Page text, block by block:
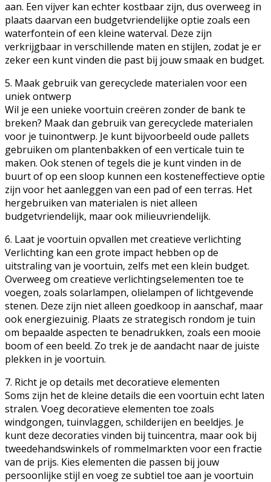
aan. Een vijver kan echter kostbaar zijn, dus overweeg in
plaats daarvan een budgetvriendelijke optie zoals een
waterfontein of een kleine waterval. Deze zijn
verkrijgbaar in verschillende maten en stijlen, zodat je er
zeker een kunt vinden die past bij jouw smaak en budget.
5. Maak gebruik van gerecyclede materialen voor een
uniek ontwerp
Wil je een unieke voortuin creëren zonder de bank te
breken? Maak dan gebruik van gerecyclede materialen
voor je tuinontwerp. Je kunt bijvoorbeeld oude pallets
gebruiken om plantenbakken of een verticale tuin te
maken. Ook stenen of tegels die je kunt vinden in de
buurt of op een sloop kunnen een kosteneffectieve optie
zijn voor het aanleggen van een pad of een terras. Het
hergebruiken van materialen is niet alleen
budgetvriendelijk, maar ook milieuvriendelijk.
6. Laat je voortuin opvallen met creatieve verlichting
Verlichting kan een grote impact hebben op de
uitstraling van je voortuin, zelfs met een klein budget.
Overweeg om creatieve verlichtingselementen toe te
voegen, zoals solarlampen, olielampen of lichtgevende
stenen. Deze zijn niet alleen goedkoop in aanschaf, maar
ook energiezuinig. Plaats ze strategisch rondom je tuin
om bepaalde aspecten te benadrukken, zoals een mooie
boom of een beeld. Zo trek je de aandacht naar de juiste
plekken in je voortuin.
7. Richt je op details met decoratieve elementen
Soms zijn het de kleine details die een voortuin echt laten
stralen. Voeg decoratieve elementen toe zoals
windgongen, tuinvlaggen, schilderijen en beeldjes. Je
kunt deze decoraties vinden bij tuincentra, maar ook bij
tweedehandswinkels of rommelmarkten voor een fractie
van de prijs. Kies elementen die passen bij jouw
persoonlijke stijl en voeg ze subtiel toe aan je voortuin